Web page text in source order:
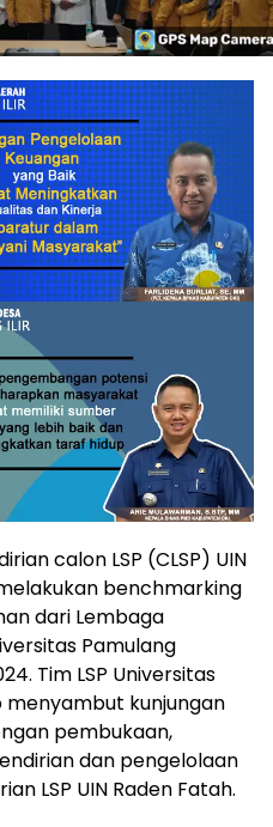
calon LSP (CLSP) UIN
benchmarking
dari Lembaga
Pamulang
Tim LSP Universitas
kunjungan
pembukaan,
dan pengelolaan
LSP UIN Raden Fatah.